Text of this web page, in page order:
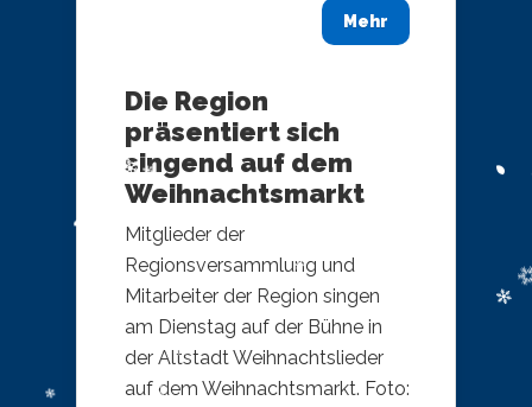
Mehr
Die Region
präsentiert sich
singend auf dem
Weihnachtsmarkt
Mitglieder der
Regionsversammlung und
Mitarbeiter der Region singen
am Dienstag auf der Bühne in
der Altstadt Weihnachtslieder
auf dem Weihnachtsmarkt. Foto: